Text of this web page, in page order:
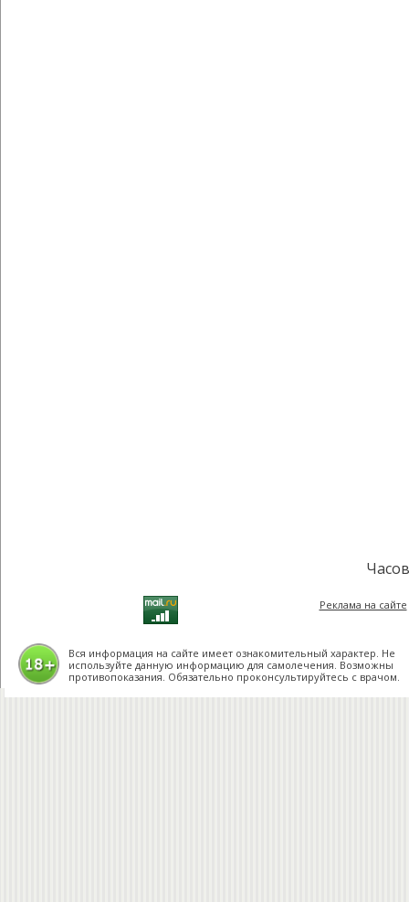
Реклама на сайте
Вся информация на сайте имеет ознакомительный характер. Не
используйте данную информацию для самолечения. Возможны
противопоказания. Обязательно проконсультируйтесь с врачом.